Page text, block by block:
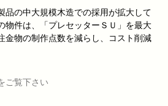
品の中大規模木造での採用が拡大して
物件は、「プレセッターＳＵ」を最大
金物の制作点数を減らし、コスト削減
ご覧下さい